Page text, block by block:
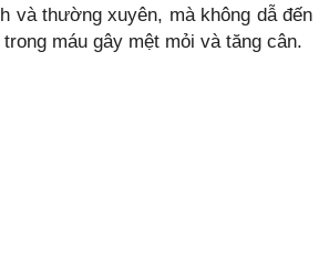
và thường xuyên, mà không dẫ đến
máu gây mệt mỏi và tăng cân.